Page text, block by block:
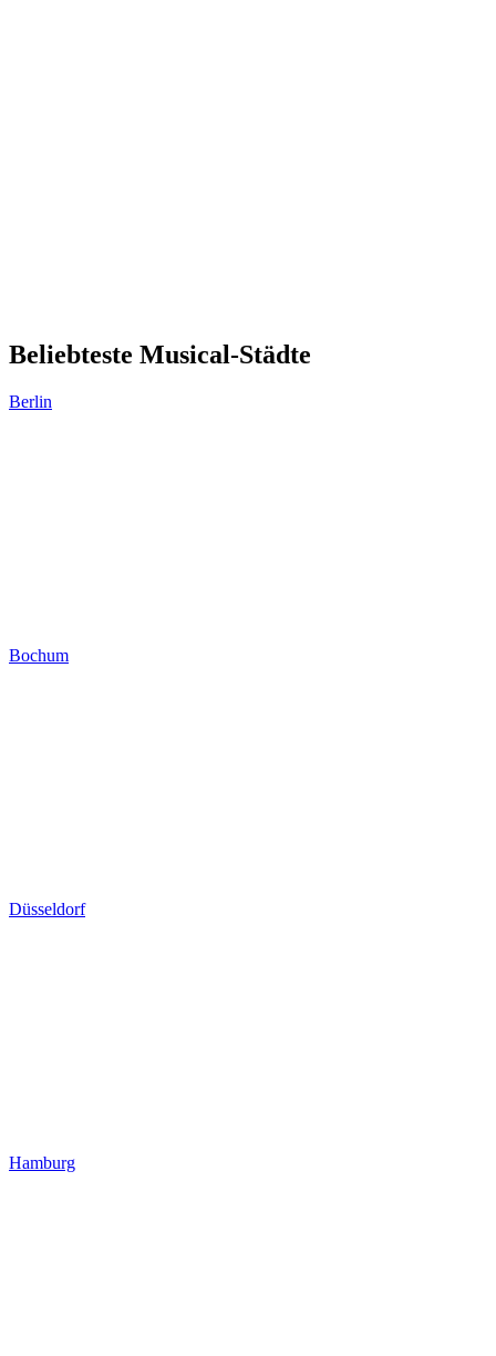
Beliebteste Musical-Städte
Berlin
Bochum
Düsseldorf
Hamburg